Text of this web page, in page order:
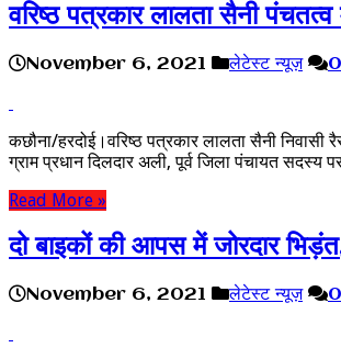
वरिष्ठ पत्रकार लालता सैनी
November 6, 2021 लेटेस्ट न्यूज़ 0
कछौना/हरदोई।वरिष्ठ पत्रकार लालता सैनी निवासी
ग्राम प्रधान दिलदार अली, पूर्व जिला पंचायत सदस्य
Read More »
दो बाइकों की आपस में जोरदार
November 6, 2021 लेटेस्ट न्यूज़ 0